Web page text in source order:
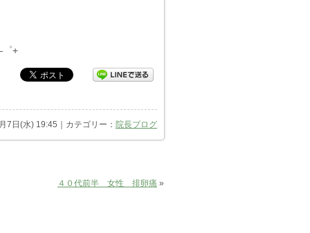
+
7日(水) 19:45｜カテゴリー： 院長ブログ
４０代前半 女性 排卵痛 »